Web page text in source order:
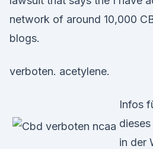
network of around 10,000
blogs.
verboten. acetylene.
Infos
in der